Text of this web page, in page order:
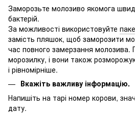
Заморозьте молозиво якомога
бактерій.
За можливості використовуйте
замість пляшок, щоб заморозити
час повного замерзання молозива.
морозилку, і вони також
і рівномірніше.
Вкажіть важливу інформацію.
Напишіть на тарі номер корови,
дату.